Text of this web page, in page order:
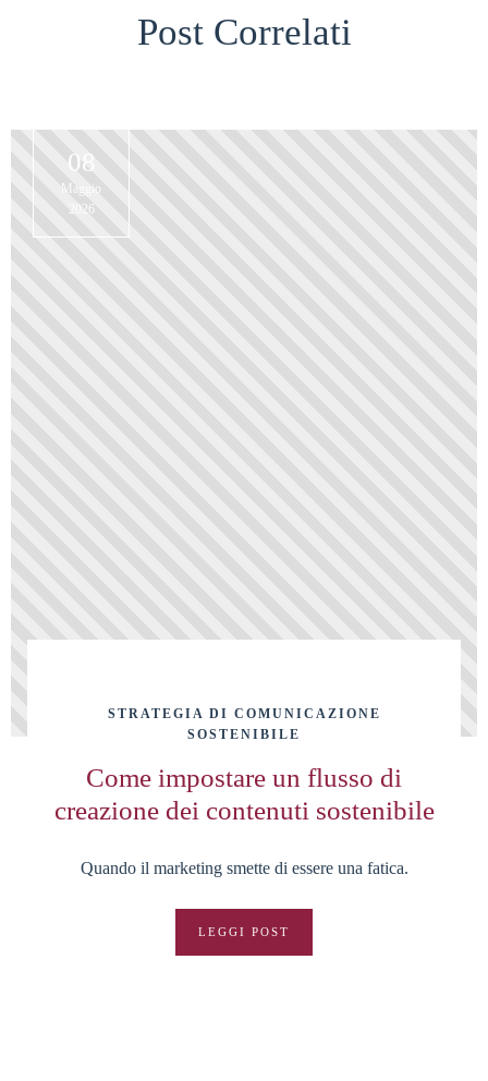
Post Correlati
08
Maggio
2026
STRATEGIA DI COMUNICAZIONE
SOSTENIBILE
Come impostare un flusso di
creazione dei contenuti sostenibile
Quando il marketing smette di essere una fatica.
LEGGI POST